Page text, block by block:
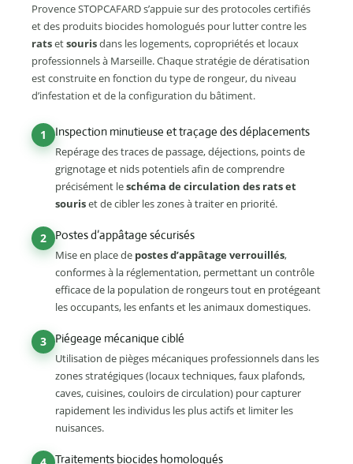
Provence STOPCAFARD s’appuie sur des protocoles certifiés
et des produits biocides homologués pour lutter contre les
ratsetsourisdans les logements, copropriétés et locaux
professionnels à Marseille. Chaque stratégie de dératisation
est construite en fonction du type de rongeur, du niveau
d’infestation et de la configuration du bâtiment.
1 Inspection minutieuse et traçage des déplacements
Repérage des traces de passage, déjections, points de
grignotage et nids potentiels afin de comprendre
précisément leschéma de circulation des rats et
souriset de cibler les zones à traiter en priorité.
2 Postes d’appâtage sécurisés
Mise en place de postes d’appâtage verrouillés,
conformes à la réglementation, permettant un contrôle
efficace de la population de rongeurs tout en protégeant
les occupants, les enfants et les animaux domestiques.
3 Piégeage mécanique ciblé
Utilisation de pièges mécaniques professionnels dans les
zones stratégiques (locaux techniques, faux plafonds,
caves, cuisines, couloirs de circulation) pour capturer
rapidement les individus les plus actifs et limiter les
nuisances.
Traitements biocides homologués